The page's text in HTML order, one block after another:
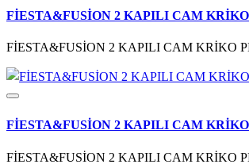
FİESTA&FUSİON 2 KAPILI CAM
FİESTA&FUSİON 2 KAPILI CAM KRİKO
FİESTA&FUSİON 2 KAPILI CAM
FİESTA&FUSİON 2 KAPILI CAM KRİKO